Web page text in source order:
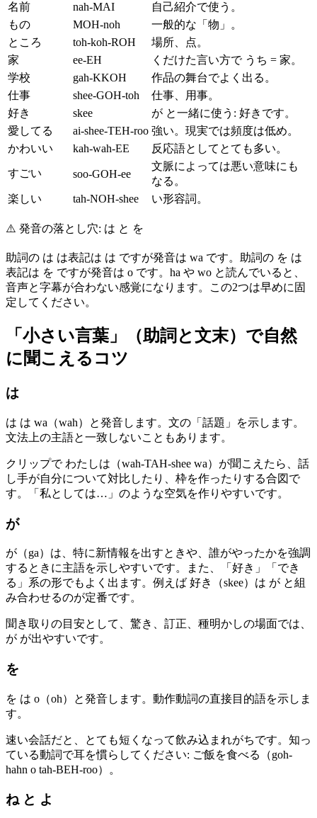
名前
nah-MAI
自己紹介で使う。
もの
MOH-noh
一般的な「物」。
ところ
toh-koh-ROH
場所、点。
家
ee-EH
くだけた言い方で うち = 家。
学校
gah-KKOH
作品の舞台でよく出る。
仕事
shee-GOH-toh
仕事、用事。
好き
skee
が と一緒に使う: 好きです。
愛してる
ai-shee-TEH-roo 強い。現実では頻度は低め。
かわいい
kah-wah-EE 反応語としてとても多い。
すごい soo-GOH-ee
文脈によっては悪い意味にも
なる。
楽しい
tah-NOH-shee い形容詞。
⚠️ 発音の落とし穴: は と を
助詞の は は表記は は ですが発音は wa です。助詞の を は
表記は を ですが発音は o です。ha や wo と読んでいると、
音声と字幕が合わない感覚になります。この2つは早めに固
定してください。
「小さい言葉」（助詞と文末）で自然
に聞こえるコツ
は
は は wa（wah）と発音します。文の「話題」を示します。
文法上の主語と一致しないこともあります。
クリップで わたしは（wah-TAH-shee wa）が聞こえたら、話
し手が自分について対比したり、枠を作ったりする合図で
す。「私としては…」のような空気を作りやすいです。
が
が（ga）は、特に新情報を出すときや、誰がやったかを強調
するときに主語を示しやすいです。また、「好き」「でき
る」系の形でもよく出ます。例えば 好き（skee）は が と組
み合わせるのが定番です。
聞き取りの目安として、驚き、訂正、種明かしの場面では、
が が出やすいです。
を
を は o（oh）と発音します。動作動詞の直接目的語を示しま
す。
速い会話だと、とても短くなって飲み込まれがちです。知っ
ている動詞で耳を慣らしてください: ご飯を食べる（goh-
hahn o tah-BEH-roo）。
ね と よ